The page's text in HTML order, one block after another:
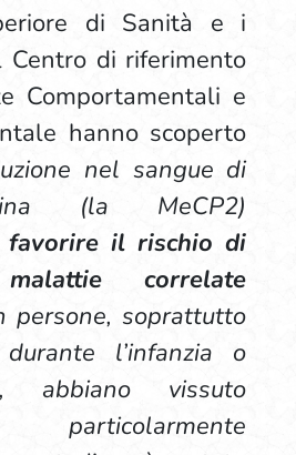
di Sanità e i
Centro di riferimento
Comportamentali e
hanno scoperto
nel sangue di
(la MeCP2)
favorire il rischio di
correlate
persone, soprattutto
l’infanzia o
abbiano vissuto
particolarmente